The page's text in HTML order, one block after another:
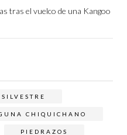
tras el vuelco de una Kangoo
CHIQUICHANO
PIEDRAZOS